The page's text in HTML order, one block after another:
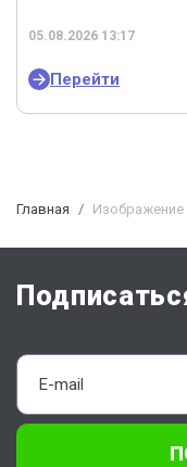
05.08.2026 13:17
Перейти
Главная